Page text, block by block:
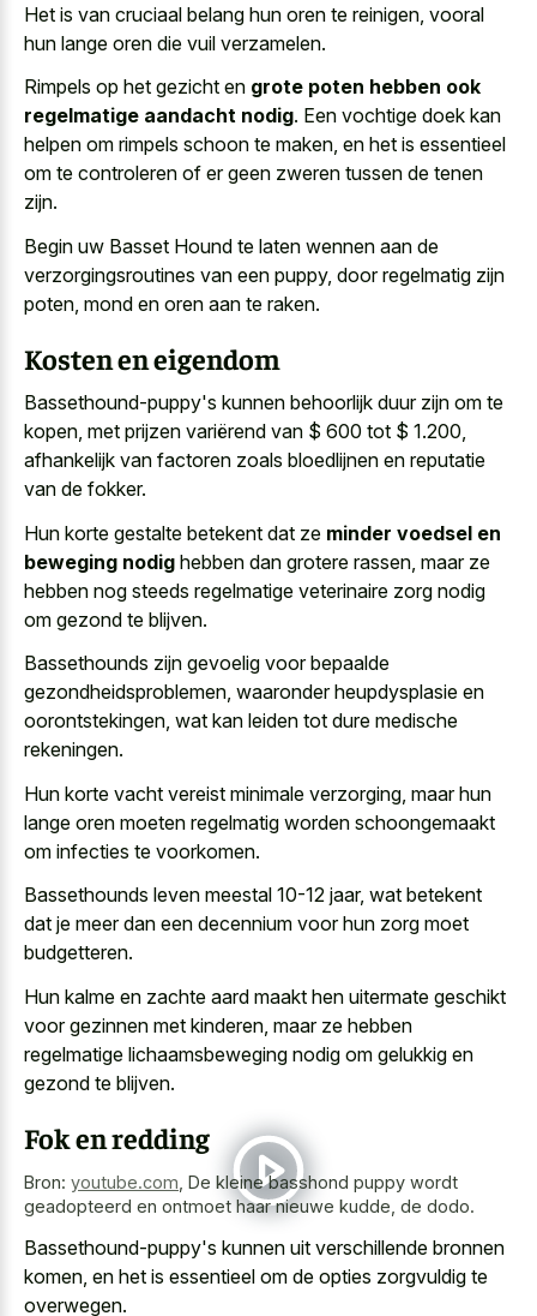
Het is van cruciaal belang hun oren te reinigen, vooral
hun lange oren die vuil verzamelen.
Rimpels op het gezicht en grote poten hebben ook
regelmatige aandacht nodig. Een vochtige doek kan
helpen om rimpels schoon te maken, en het is essentieel
om te controleren of er geen zweren tussen de tenen
zijn.
Begin uw Basset Hound te laten wennen aan de
verzorgingsroutines van een puppy, door regelmatig zijn
poten, mond en oren aan te raken.
Kosten en eigendom
Bassethound-puppy's kunnen behoorlijk duur zijn om te
kopen, met prijzen variërend van $ 600 tot $ 1.200,
afhankelijk van factoren zoals bloedlijnen en reputatie
van de fokker.
Hun korte gestalte betekent dat ze minder voedsel en
beweging nodig hebben dan grotere rassen, maar ze
hebben nog steeds regelmatige veterinaire zorg nodig
om gezond te blijven.
Bassethounds zijn gevoelig voor bepaalde
gezondheidsproblemen, waaronder heupdysplasie en
oorontstekingen, wat kan leiden tot dure medische
rekeningen.
Hun korte vacht vereist minimale verzorging, maar hun
lange oren moeten regelmatig worden schoongemaakt
om infecties te voorkomen.
Bassethounds leven meestal 10-12 jaar, wat betekent
dat je meer dan een decennium voor hun zorg moet
budgetteren.
Hun kalme en zachte aard maakt hen uitermate geschikt
voor gezinnen met kinderen, maar ze hebben
regelmatige lichaamsbeweging nodig om gelukkig en
gezond te blijven.
Fok en redding
Bron: youtube.com De kleine basshond puppy wordt
geadopteerd en ontmoet haar nieuwe kudde, de dodo.
Bassethound-puppy's kunnen uit verschillende bronnen
komen, en het is essentieel om de opties zorgvuldig te
overwegen.